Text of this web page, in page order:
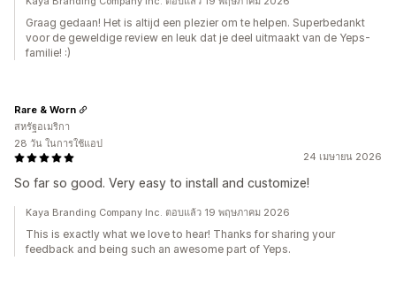
Graag gedaan! Het is altijd een plezier om te helpen. Superbedankt
voor de geweldige review en leuk dat je deel uitmaakt van de Yeps-
familie! :)
24 เมษายน 2026
So far so good. Very easy to install and customize!
Rare & Worn
สหรัฐอเมริกา
28 วัน ในการใช้แอป
Kaya Branding Company Inc. ตอบแล้ว 19 พฤษภาคม 2026
This is exactly what we love to hear! Thanks for sharing your
feedback and being such an awesome part of Yeps.